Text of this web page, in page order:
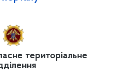
територіальне